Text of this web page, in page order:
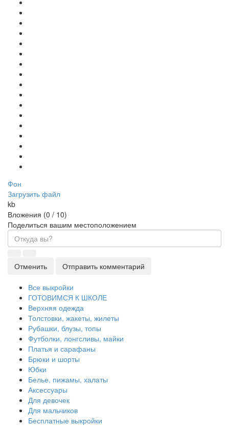
Фон
Загрузить файл
kb
Вложения (0 / 10)
Поделиться вашим местоположением
Отменить Отправить комментарий
Все выкройки
ГОТОВИМСЯ К ШКОЛЕ
Верхняя одежда
Толстовки, жакеты, жилеты
Рубашки, блузы, топы
Футболки, лонгсливы, майки
Платья и сарафаны
Брюки и шорты
Юбки
Белье, пижамы, халаты
Аксессуары
Для девочек
Для мальчиков
Бесплатные выкройки